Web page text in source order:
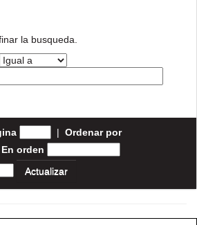
la busqueda.
| Ordenar por
En orden